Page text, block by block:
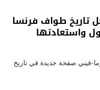
تاريخ طواف فرنسا
واستعادتها
فيني صفحة جديدة في تاريخ